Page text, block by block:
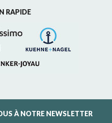
RAPIDE
À NOTRE NEWSLETTER